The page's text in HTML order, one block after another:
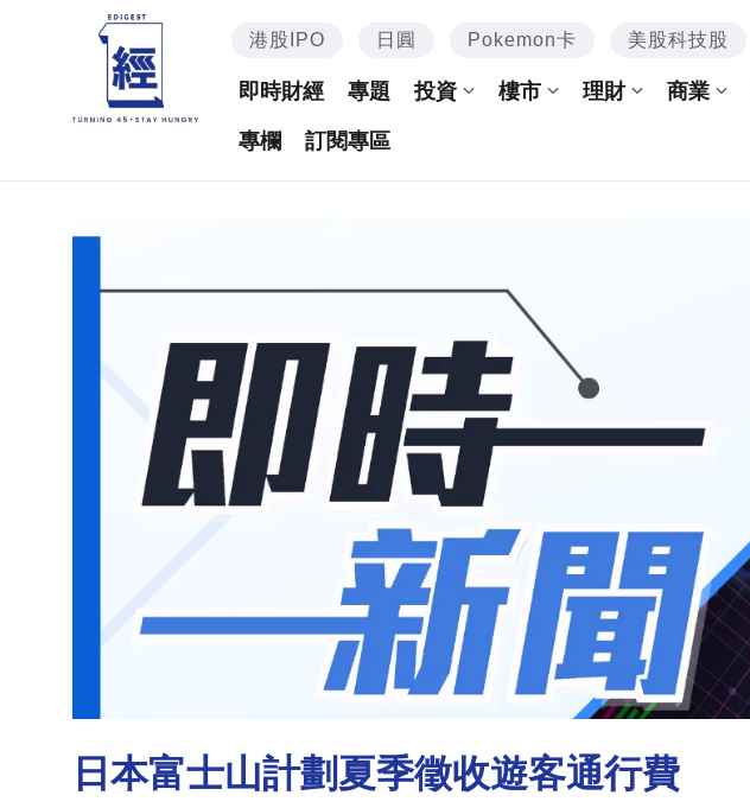
港股IPO 日圓 Pokemon卡 美股科技股
即時財經 專題 投資 樓市 理財 商業
專欄 訂閱專區
日本富士山計劃夏季徵收遊客通行費